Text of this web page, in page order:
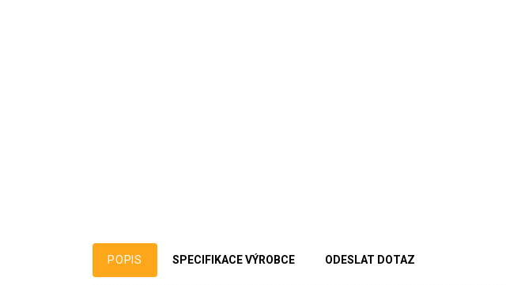
POPIS SPECIFIKACE VÝROBCE ODESLAT DOTAZ